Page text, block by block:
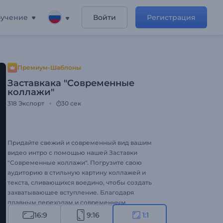
Войти Регистрация
Премиум-Шаблоны
Заставкака "Современные
коллажи"
318 Экспорт 30 сек
Придайте свежий и современный вид вашим
видео интро с помощью нашей Заставки
"Современные коллажи". Погрузите свою
аудиторию в стильную картину коллажей и
текста, сливающихся воедино, чтобы создать
захватывающее вступление. Благодаря
плавным переходам и современным
элементам дизайна этот шаблон идеально
16:9 9:16 1:1